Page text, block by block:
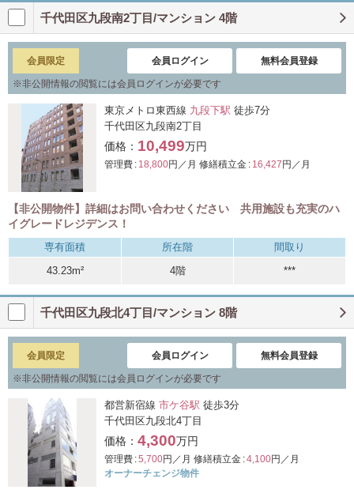
千代田区九段南2丁目/マンション 4階
会員限定 会員ログイン 無料会員登録
※非公開情報の閲覧には会員ログインが必要です
東京メトロ東西線 九段下駅 徒歩7分
千代田区九段南2丁目
価格： 10,499万円
管理費 : 18,800円／月 修繕積立金 : 16,427 円／月
【非公開物件】詳細はお問い合わせください 共用施設も充実のハ
イグレードレジデンス！
専有面積 所在階
間取り
43.23m²
4階 ***
千代田区九段北4丁目/マンション 8階
会員限定 会員ログイン 無料会員登録
※非公開情報の閲覧には会員ログインが必要です
都営新宿線 市ケ谷駅 徒歩3分
千代田区九段北4丁目
価格： 4,300万円
管理費 :5,700円／月 修繕積立金 :4,100円／月
オーナーチェンジ物件